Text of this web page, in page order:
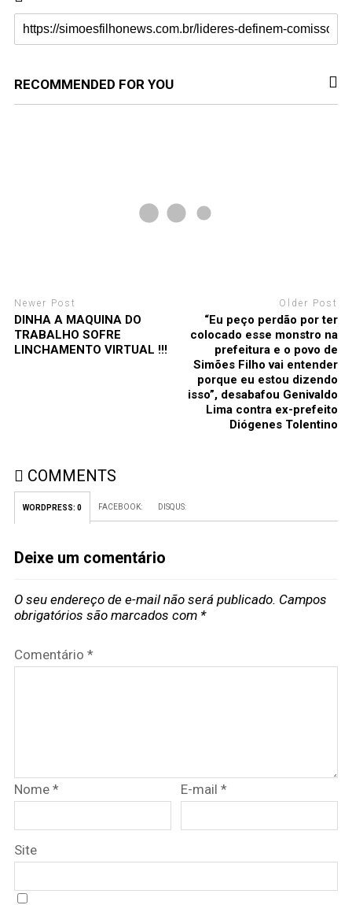
RECOMMENDED FOR YOU
Newer Post
DINHA A MAQUINA DO
TRABALHO SOFRE
LINCHAMENTO VIRTUAL !!!
Older Post
“Eu peço perdão por ter
colocado esse monstro na
prefeitura e o povo de
Simões Filho vai entender
porque eu estou dizendo
isso”, desabafou Genivaldo
Lima contra ex-prefeito
Diógenes Tolentino
COMMENTS
WORDPRESS: 0 FACEBOOK: DISQUS:
Deixe um comentário
O seu endereço de e-mail não será publicado. Campos
obrigatórios são marcados com *
Comentário *
Nome * E-mail*
Site